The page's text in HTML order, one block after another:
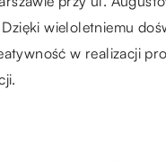
wieloletniemu
w realizacji